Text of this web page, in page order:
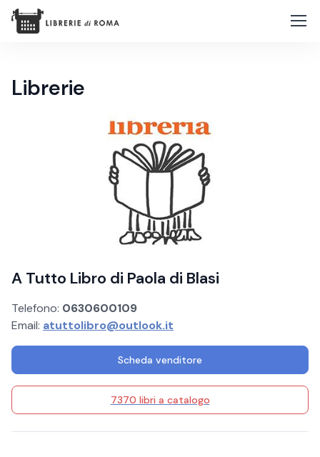
Librerie
A Tutto Libro di Paola di Blasi
Telefono: 0630600109
Email: atuttolibro@outlook.it
Scheda venditore
7370 libri a catalogo